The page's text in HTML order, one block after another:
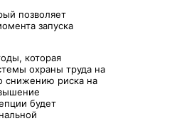
позволяет
запуска
которая
охраны труда на
снижению риска на
будет